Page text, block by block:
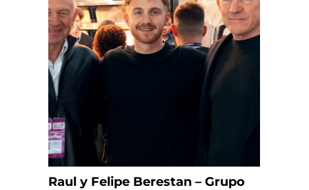
Raul y Felipe Berestan – Grupo